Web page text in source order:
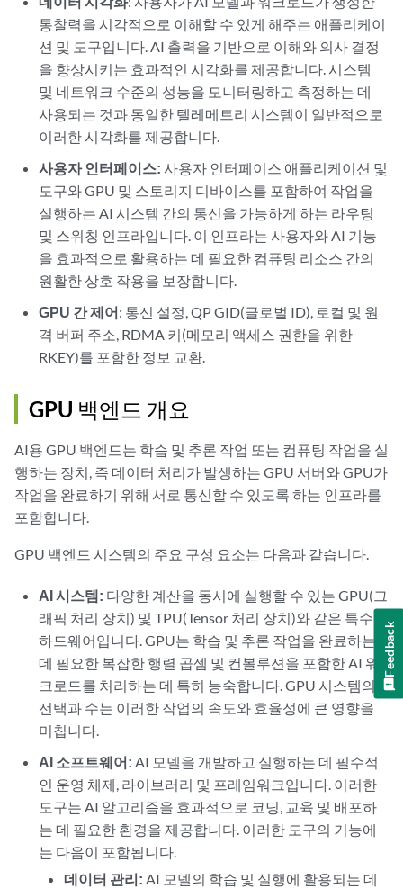
통찰력을 시각적으로 이해할 수 있게 해주는 애플리케이
션 및 도구입니다. AI 출력을 기반으로 이해와 의사 결정
을 향상시키는 효과적인 시각화를 제공합니다. 시스템
및 네트워크 수준의 성능을 모니터링하고 측정하는 데
사용되는 것과 동일한 텔레메트리 시스템이 일반적으로
이러한 시각화를 제공합니다.
사용자 인터페이스: 사용자 인터페이스 애플리케이션 및
도구와 GPU 및 스토리지 디바이스를 포함하여 작업을
실행하는 AI 시스템 간의 통신을 가능하게 하는 라우팅
및 스위칭 인프라입니다. 이 인프라는 사용자와 AI 기능
을 효과적으로 활용하는 데 필요한 컴퓨팅 리소스 간의
원활한 상호 작용을 보장합니다.
GPU 간 제어: 통신 설정, QP GID(글로벌 ID), 로컬 및 원
격 버퍼 주소, RDMA 키(메모리 액세스 권한을 위한
RKEY)를 포함한 정보 교환.
GPU 백엔드 개요
AI용 GPU 백엔드는 학습 및 추론 작업 또는 컴퓨팅 작업을 실
행하는 장치, 즉 데이터 처리가 발생하는 GPU 서버와 GPU가
작업을 완료하기 위해 서로 통신할 수 있도록 하는 인프라를
포함합니다.
GPU 백엔드 시스템의 주요 구성 요소는 다음과 같습니다.
AI 시스템: 다양한 계산을 동시에 실행할 수 있는 GPU(그
래픽 처리 장치) 및 TPU(Tensor 처리 장치)와 같은 특수
하드웨어입니다. GPU는 학습 및 추론 작업을 완료하는
데 필요한 복잡한 행렬 곱셈 및 컨볼루션을 포함한 AI 워
크로드를 처리하는 데 특히 능숙합니다. GPU 시스템의
선택과 수는 이러한 작업의 속도와 효율성에 큰 영향을
미칩니다.
AI 소프트웨어: AI 모델을 개발하고 실행하는 데 필수적
인 운영 체제, 라이브러리 및 프레임워크입니다. 이러한
도구는 AI 알고리즘을 효과적으로 코딩, 교육 및 배포하
는 데 필요한 환경을 제공합니다. 이러한 도구의 기능에
는 다음이 포함됩니다.
데이터 관리: AI 모델의 학습 및 실행에 활용되는 데
Feedback